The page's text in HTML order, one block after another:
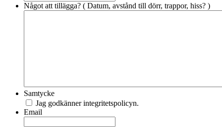
Något att tillägga? ( Datum, avstånd till dörr, trappor, hiss? )
Samtycke
Jag godkänner integritetspolicyn.
Email